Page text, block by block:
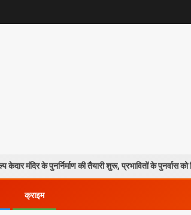
की तैयारी शुरू, प्रभावितों के पुनर्वास को मिलेगी नई रफ्तार
क्राइम